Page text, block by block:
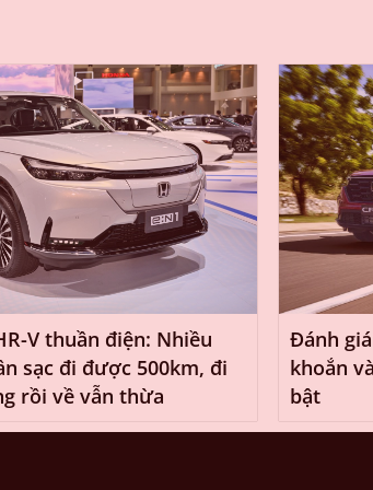
V thuần điện: Nhiều
sạc đi được 500km, đi
rồi về vẫn thừa
Đánh
khoắn
bật